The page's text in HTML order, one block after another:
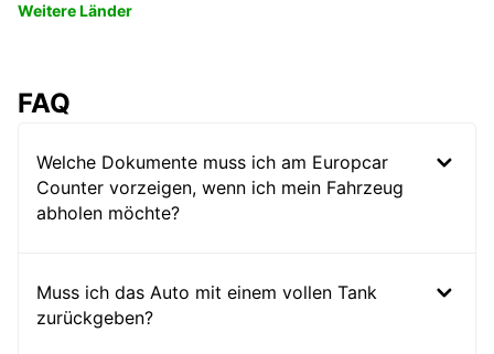
Weitere Länder
FAQ
Welche Dokumente muss ich am Europcar
Counter vorzeigen, wenn ich mein Fahrzeug
abholen möchte?
Muss ich das Auto mit einem vollen Tank
zurückgeben?